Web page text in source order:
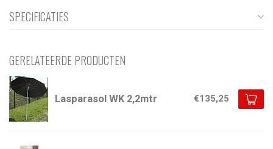
SPECIFICATIES
GERELATEERDE PRODUCTEN
Lasparasol WK 2,2mtr €135,25